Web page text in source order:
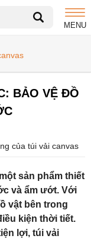
MENU
BẢO VỆ ĐỒ
của túi vải canvas
sản phẩm thiết
và ẩm ướt. Với
vật bên trong
kiện thời tiết.
lợi, túi vải